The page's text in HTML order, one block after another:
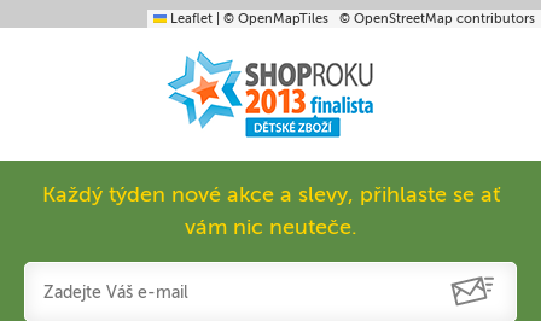
Leaflet © OpenMapTiles © OpenStreetMap contributors
Každý týden nové akce a slevy, přihlaste se ať
vám nic neuteče.